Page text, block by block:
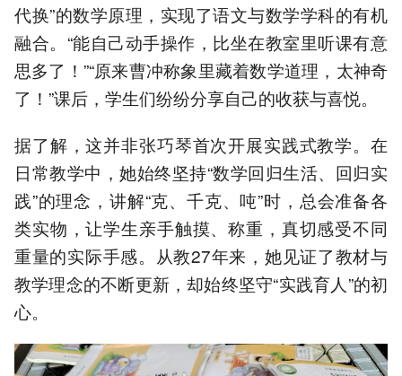
代换”的数学原理，实现了语文与数学学科的有机
融合。“能自己动手操作，比坐在教室里听课有意
思多了！”“原来曹冲称象里藏着数学道理，太神奇
了！”课后，学生们纷纷分享自己的收获与喜悦。
据了解，这并非张巧琴首次开展实践式教学。在
日常教学中，她始终坚持“数学回归生活、回归实
践”的理念，讲解“克、千克、吨”时，总会准备各
类实物，让学生亲手触摸、称重，真切感受不同
重量的实际手感。从教27年来，她见证了教材与
教学理念的不断更新，却始终坚守“实践育人”的初
心。